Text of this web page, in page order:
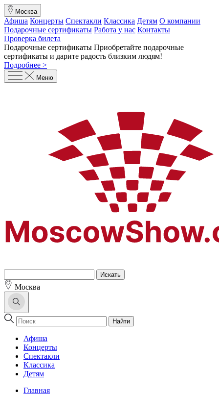
Москва
Афиша Концерты Спектакли Классика Детям О компании
Подарочные сертификаты Работа у нас Контакты
Проверка билета
Подарочные сертификаты Приобретайте подарочные
сертификаты и дарите радость близким людям!
Подробнее >
Меню
Москва
Найти
Афиша
Концерты
Спектакли
Классика
Детям
Главная